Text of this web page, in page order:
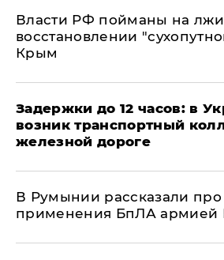
Власти РФ пойманы на
восстановлении
Крым
Задержки до 12 часов: в
возник транспортный
железной дороге
В Румынии рассказали про
применения БпЛА армией